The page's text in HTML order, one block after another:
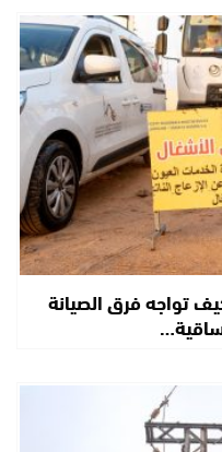
تواجه فرق الصيانة